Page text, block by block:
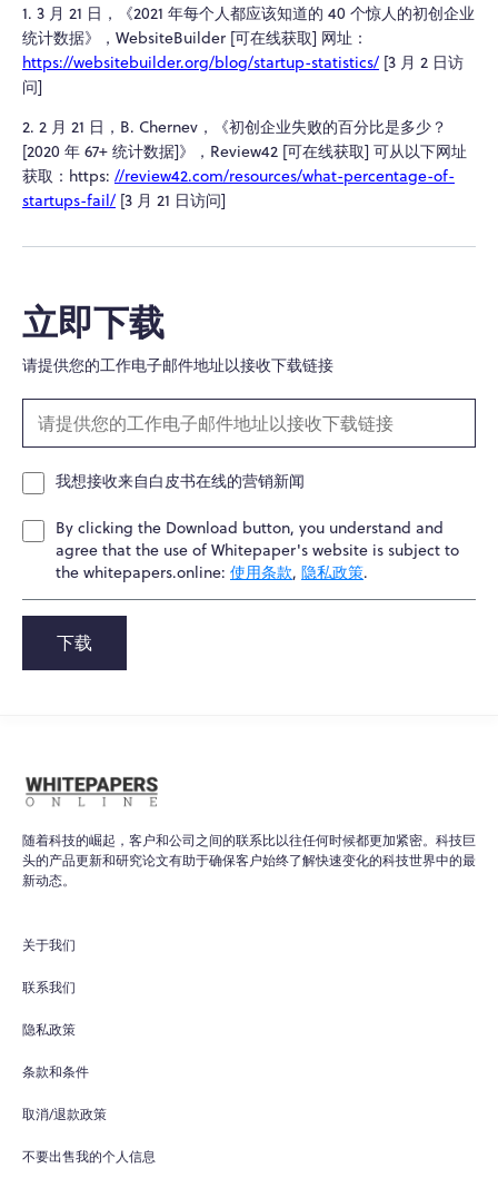
1. 3 月 21 日，《2021 年每个人都应该知道的 40 个惊人的初创企业
统计数据》，WebsiteBuilder [可在线获取] 网址：
https://websitebuilder.org/blog/startup-statistics/ [3 月 2 日访
问]
2. 2 月 21 日，B. Chernev，《初创企业失败的百分比是多少？
[2020 年 67+ 统计数据]》，Review42 [可在线获取] 可从以下网址
获取：https: //review42.com/resources/what-percentage-of-
startups-fail/ [3 月 21 日访问]
立即下载
请提供您的工作电子邮件地址以接收下载链接
我想接收来自白皮书在线的营销新闻
By clicking the Download button, you understand and
agree that the use of Whitepaper's website is subject to
the whitepapers.online: 使用条款, 隐私政策.
下载
随着科技的崛起，客户和公司之间的联系比以往任何时候都更加紧密。科技巨
头的产品更新和研究论文有助于确保客户始终了解快速变化的科技世界中的最
新动态。
关于我们
联系我们
隐私政策
条款和条件
取消/退款政策
不要出售我的个人信息